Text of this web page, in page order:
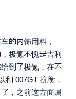
饰用料，
，极氪愧吉利
到 极氪，在
 007GT 抗衡，
 ，之前这方面属